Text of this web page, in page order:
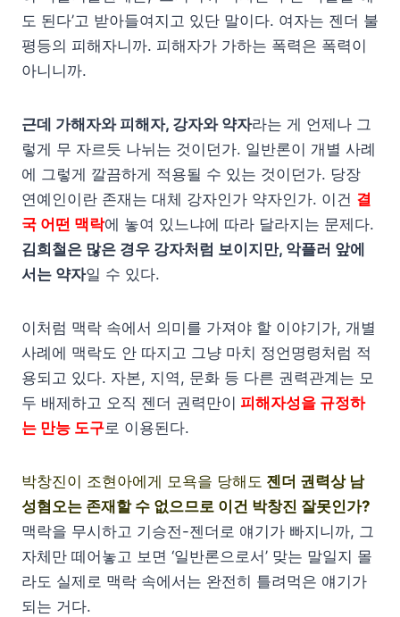
도 된다’고 받아들여지고 있단 말이다. 여자는 젠더 불
평등의 피해자니까. 피해자가 가하는 폭력은 폭력이
아니니까.
근데 가해자와 피해자, 강자와 약자라는 게 언제나 그
렇게 무 자르듯 나뉘는 것이던가. 일반론이 개별 사례
에 그렇게 깔끔하게 적용될 수 있는 것이던가. 당장
연예인이란 존재는 대체 강자인가 약자인가. 이건 결
국 어떤 맥락에 놓여 있느냐에 따라 달라지는 문제다.
김희철은 많은 경우 강자처럼 보이지만, 악플러 앞에
서는 약자일 수 있다.
이처럼 맥락 속에서 의미를 가져야 할 이야기가, 개별
사례에 맥락도 안 따지고 그냥 마치 정언명령처럼 적
용되고 있다. 자본, 지역, 문화 등 다른 권력관계는 모
두 배제하고 오직 젠더 권력만이 피해자성을 규정하
는 만능 도구로 이용된다.
박창진이 조현아에게 모욕을 당해도 젠더 권력상 남
성혐오는 존재할 수 없으므로 이건 박창진 잘못인가?
맥락을 무시하고 기승전-젠더로 얘기가 빠지니까, 그
자체만 떼어놓고 보면 ‘일반론으로서’ 맞는 말일지 몰
라도 실제로 맥락 속에서는 완전히 틀려먹은 얘기가
되는 거다.